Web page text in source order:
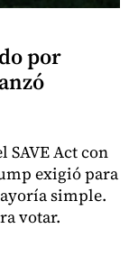
por
SAVE Act con
exigió para
simple.
votar.